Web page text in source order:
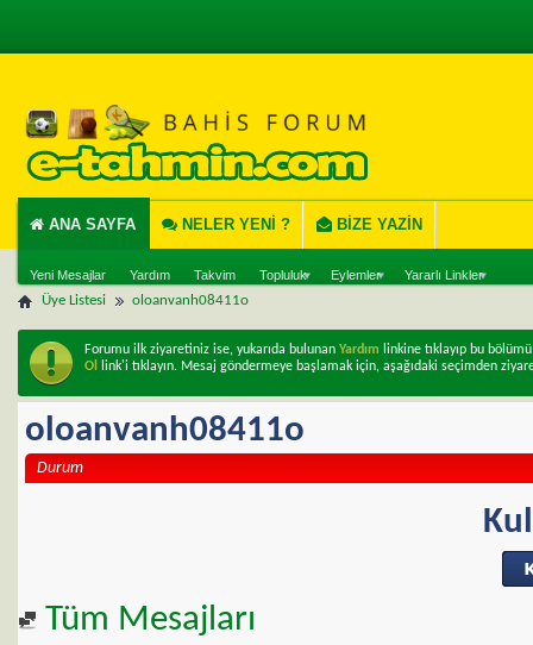
ANA SAYFA
Yeni Mesajlar Yardım Takvim Topluluk Eylemler Yararlı Linkler
NELER YENI ? BIZE YAZIN
Üye Listesi oloanvanh08411o
Forumu ilk ziyaretiniz ise, yukarıda bulunan Yardım linkine tıklayıp bu
Ol
link'i tıklayın. Mesaj göndermeye başlamak için, aşağıdaki seçimden
oloanvanh08411o
Durum
Tüm Mesajları